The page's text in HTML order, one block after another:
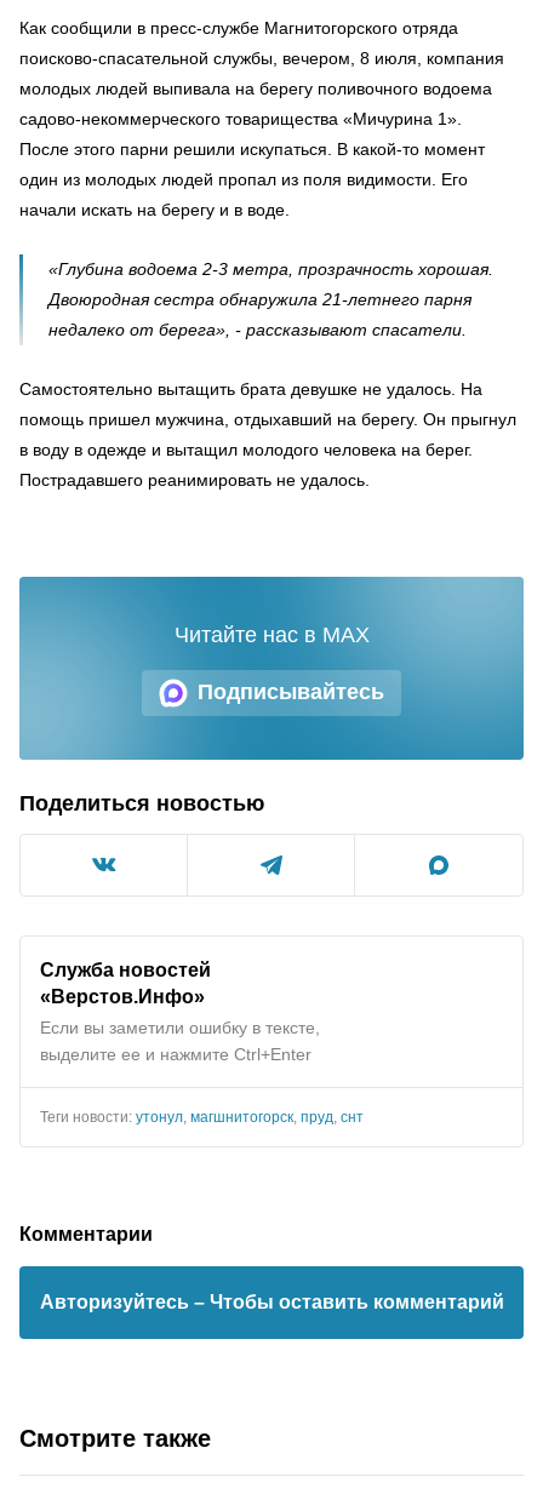
Как сообщили в пресс-службе Магнитогорского отряда
поисково-спасательной службы, вечером, 8 июля, компания
молодых людей выпивала на берегу поливочного водоема
садово-некоммерческого товарищества «Мичурина 1».
После этого парни решили искупаться. В какой-то момент
один из молодых людей пропал из поля видимости. Его
начали искать на берегу и в воде.
«Глубина водоема 2-3 метра, прозрачность хорошая.
Двоюродная сестра обнаружила 21-летнего парня
недалеко от берега», - рассказывают спасатели.
Самостоятельно вытащить брата девушке не удалось. На
помощь пришел мужчина, отдыхавший на берегу. Он прыгнул
в воду в одежде и вытащил молодого человека на берег.
Пострадавшего реанимировать не удалось.
Подписывайтесь
Читайте нас в MAX
Поделиться новостью
Служба новостей
«Верстов.Инфо»
Если вы заметили ошибку в тексте,
выделите ее и нажмите Ctrl+Enter
Теги новости: утонул магшнитогорск пруд снт
Комментарии
Авторизуйтесь – Чтобы оставить комментарий
Смотрите также